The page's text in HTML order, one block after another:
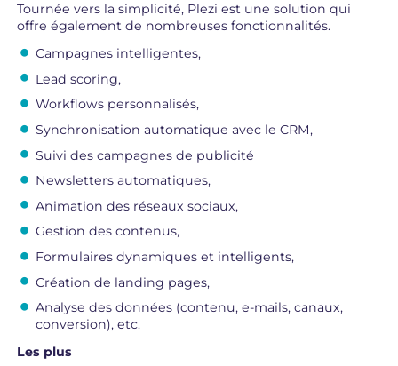
Tournée vers la simplicité, Plezi est une solution qui
offre également de nombreuses fonctionnalités.
Campagnes intelligentes,
Lead scoring,
Workflows personnalisés,
Synchronisation automatique avec le CRM,
Suivi des campagnes de publicité
Newsletters automatiques,
Animation des réseaux sociaux,
Gestion des contenus,
Formulaires dynamiques et intelligents,
Création de landing pages,
Analyse des données (contenu, e-mails, canaux,
conversion), etc.
Les plus